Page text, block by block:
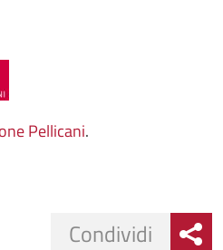
Pellicani.
Condividi